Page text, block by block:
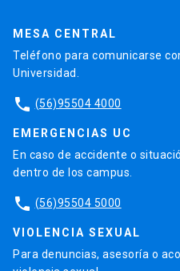
MESA CENTRAL
Teléfono para comunicarse
Universidad.
phone (56)95504 4000
EMERGENCIAS UC
En caso de accidente o
dentro de los campus.
phone (56)95504 5000
VIOLENCIA SEXUAL
Para denuncias, asesoría o